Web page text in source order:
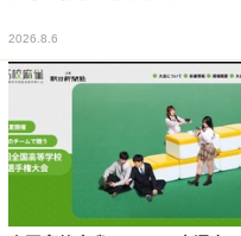
2026.8.6